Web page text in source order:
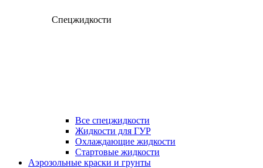
Спецжидкости
Все спецжидкости
Жидкости для ГУР
Охлаждающие жидкости
Стартовые жидкости
Аэрозольные краски и грунты